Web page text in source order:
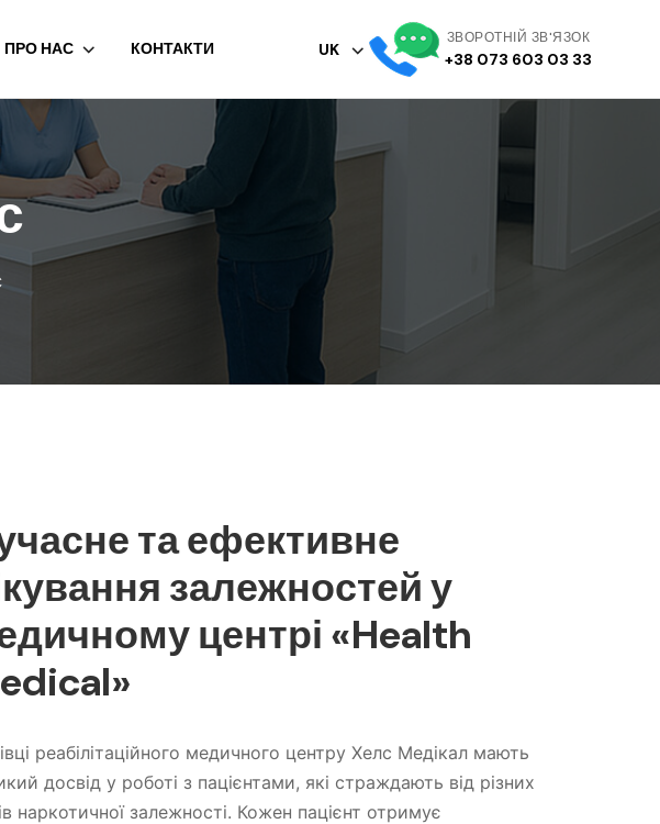
ПРО НАС КОНТАКТИ UK
ЗВОРОТНІЙ ЗВ'ЯЗОК
+38 073 603 03 33
та ефективне
залежностей у
центрі «Health
реабілітаційного медичного центру Хелс Медікал мають
досвід у роботі з пацієнтами, які страждають від різних
наркотичної залежності. Кожен пацієнт отримує